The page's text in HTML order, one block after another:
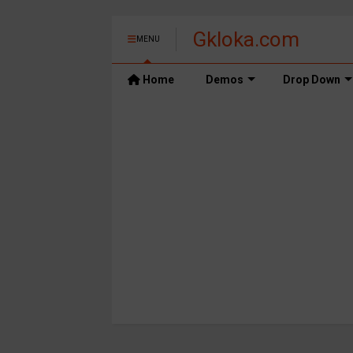
MENU Gkloka.com
Home Demos Drop Down